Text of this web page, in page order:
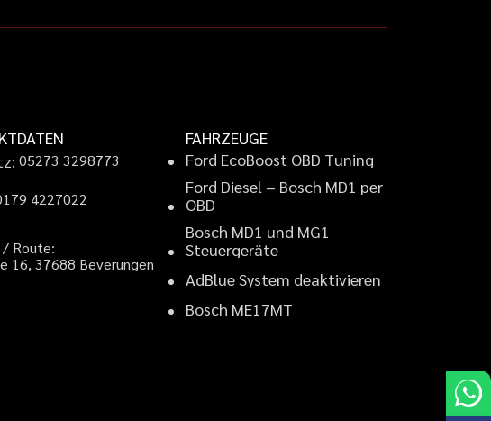
05273 3298773
179 4227022
/ Route:
e 16,37688 Beverungen
FAHRZEUGE
Ford EcoBoost OBD Tuning
Ford Diesel – Bosch MD1 per
OBD
Bosch MD1 und MG1
Steuergeräte
AdBlueSystem deaktivieren
Bosch ME17MT